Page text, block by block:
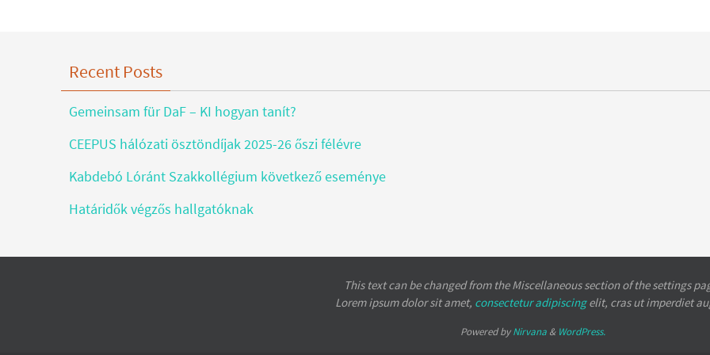
Recent Posts
Gemeinsam für DaF – KI hogyan tanít?
CEEPUS hálózati ösztöndíjak 2025-26 őszi félévre
Kabdebó Lóránt Szakkollégium következő eseménye
Határidők végzős hallgatóknak
This text can be changed from the Miscellaneous section of the settings
Lorem ipsumdolor sit amet, consectetur adipiscingelit, cras ut imperdiet
Powered byNirvana& WordPress.